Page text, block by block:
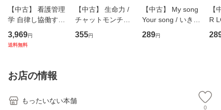
【中古】 看護管理
学 自律し協働する
専門職の看護マネ
ジメントスキル 改
恵 藤本幸三 / 南江
堂 [単行
3,969円
送料無料
【中古】 生命力 /
チャットモンチー /
キューンレコード
[CD]【メール便送
355円
【中古】 My song
Your song / いきも
のがかり / [CD]
【メール便送料無
289円
【
R
産
お店の情報
もったいない本舗
0